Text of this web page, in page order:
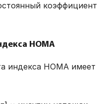
коэффициент
HOMA
индекса HOMA имеет